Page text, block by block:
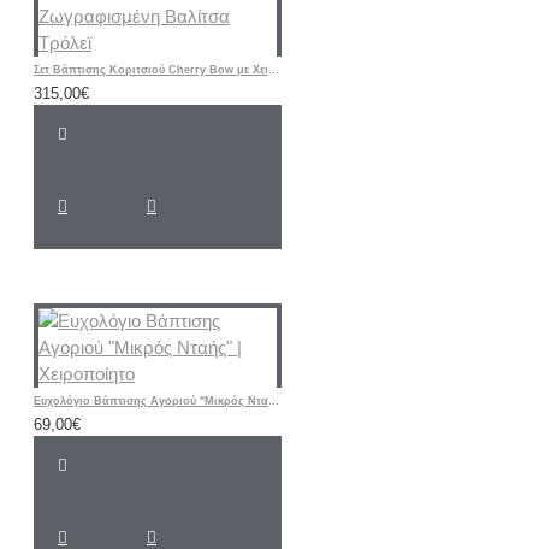
Σετ Βάπτισης Κοριτσιού Cherry Bow με Χειροποίητη Ζωγραφισμένη Βαλίτσα Τρόλεϊ
315,00€
Ευχολόγιο Βάπτισης Αγοριού "Μικρός Νταής" | Χειροποίητο
69,00€